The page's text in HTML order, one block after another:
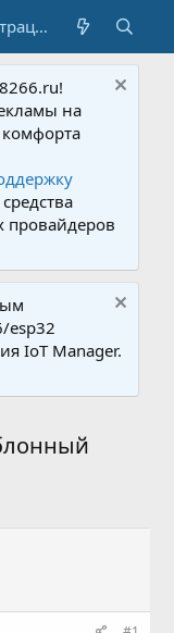
Регистрация
на
провайдеров
esp32
IoT Manager.